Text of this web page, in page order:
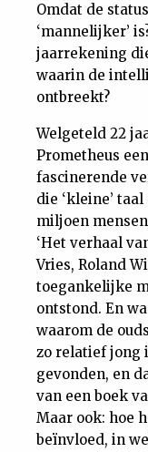
Omdat de
‘mannelijker’
jaarrekening
waarin de
ontbreekt?
Welgeteld 22
Prometheus
fascinerende
die ‘kleine’
miljoen
‘Het verhaal
Vries, Roland
toegankelijke
ontstond. En
waarom de
zo relatief jong
gevonden, en
van een boek
Maar ook: hoe
beïnvloed, in